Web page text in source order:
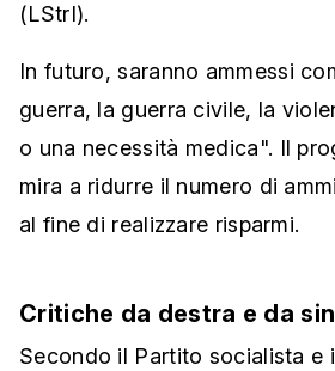
(LStrI).
In futuro, saranno ammessi
guerra, la guerra civile, la
o una necessità medica". Il
mira a ridurre il numero di
al fine di realizzare risparmi.
Critiche da destra e da
Secondo il Partito socialista e